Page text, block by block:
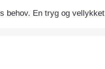
behov. En tryg og vellykket